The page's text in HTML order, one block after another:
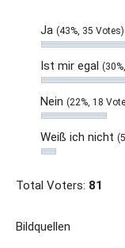
Ja (43%, 35 Votes)
Ist mir egal
Nein (22%, 18
Weiß ich nicht
Total Voters: 81
Bildquellen